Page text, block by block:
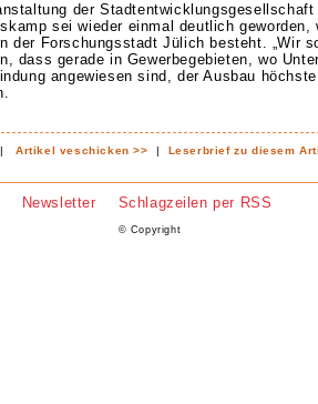
der
sei wieder einmal deutlich geworden,
der Forschungsstadt Jülich besteht. „Wir
dass gerade in Gewerbegebieten, wo
angewiesen sind, der Ausbau
Artikel veschicken >> | Leserbrief zu diesem
Newsletter Schlagzeilen per RSS
© Copyright